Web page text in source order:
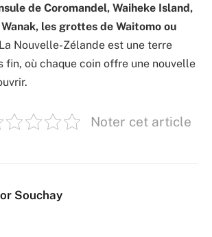
de Coromandel, Waiheke Island,
les grottes de Waitomo ou
La Nouvelle-Zélande est une terre
fin, où chaque coin offre une nouvelle
Noter cet article
Souchay